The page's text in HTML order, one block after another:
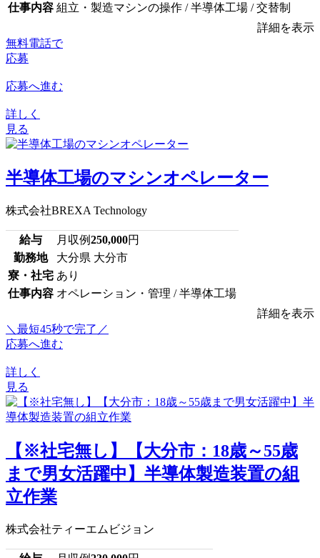
仕事内容 組立・製造マシンの操作 / 半導体工場 / 交替制
詳細を表示
無料電話で
応募
応募へ進む
詳しく
見る
半導体工場のマシンオペレーター
株式会社BREXA Technology
給与 月収例250,000円
勤務地
大分県 大分市
寮・社宅 あり
仕事内容 オペレーション・管理 / 半導体工場
詳細を表示
＼最短45秒で完了／
応募へ進む
詳しく
見る
【※社宅無し】【大分市：18歳～55歳
まで男女活躍中】半導体製造装置の組
立作業
株式会社ティーエムビジョン